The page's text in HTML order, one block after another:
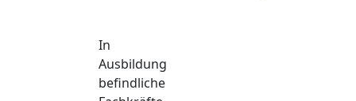
In
Ausbildung
befindliche